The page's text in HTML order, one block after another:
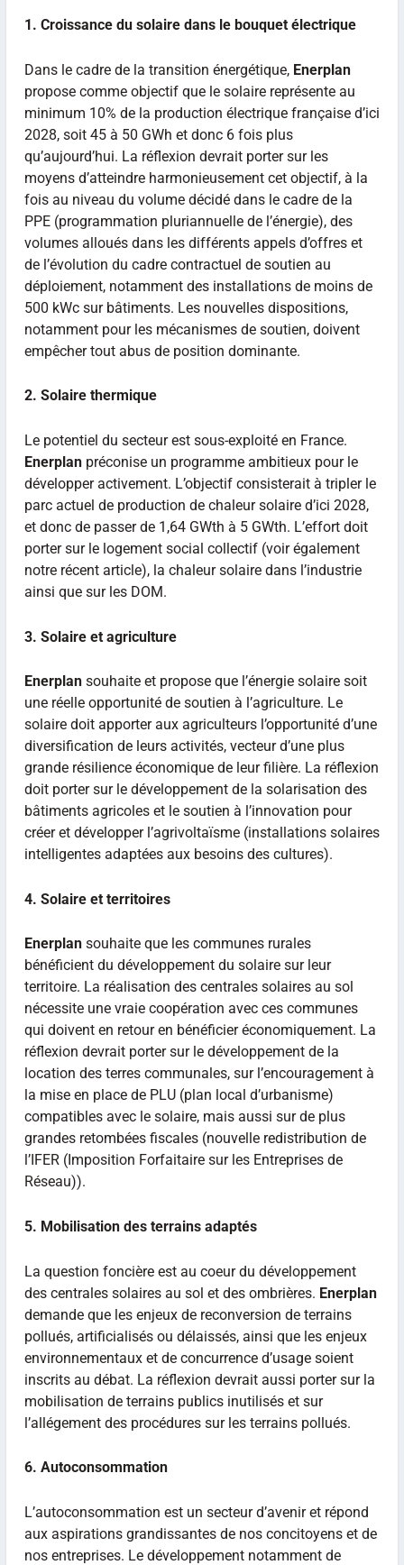
1. Croissance du solaire dans le bouquet électrique
Dans le cadre de la transition énergétique, Enerplan
propose comme objectif que le solaire représente au
minimum 10% de la production électrique française d’ici
2028, soit 45 à 50 GWh et donc 6 fois plus
qu’aujourd’hui. La réflexion devrait porter sur les
moyens d’atteindre harmonieusement cet objectif, à la
fois au niveau du volume décidé dans le cadre de la
PPE (programmation pluriannuelle de l’énergie), des
volumes alloués dans les différents appels d’offres et
de l’évolution du cadre contractuel de soutien au
déploiement, notamment des installations de moins de
500 kWc sur bâtiments. Les nouvelles dispositions,
notamment pour les mécanismes de soutien, doivent
empêcher tout abus de position dominante.
2. Solaire thermique
Le potentiel du secteur est sous-exploité en France.
Enerplanpréconise un programme ambitieux pour le
développer activement. L’objectif consisterait à tripler le
parc actuel de production de chaleur solaire d’ici 2028,
et donc de passer de 1,64 GWth à 5 GWth. L’effort doit
porter sur le logement social collectif (voir également
notre récent article), la chaleur solaire dans l’industrie
ainsi que sur les DOM.
3. Solaire et agriculture
Enerplansouhaite et propose que l’énergie solaire soit
une réelle opportunité de soutien à l’agriculture. Le
solaire doit apporter aux agriculteurs l’opportunité d’une
diversification de leurs activités, vecteur d’une plus
grande résilience économique de leur filière. La réflexion
doit porter sur le développement de la solarisation des
bâtiments agricoles et le soutien à l’innovation pour
créer et développer l’agrivoltaïsme (installations solaires
intelligentes adaptées aux besoins des cultures).
4. Solaire et territoires
Enerplansouhaite que les communes rurales
bénéficient du développement du solaire sur leur
territoire. La réalisation des centrales solaires au sol
nécessite une vraie coopération avec ces communes
qui doivent en retour en bénéficier économiquement. La
réflexion devrait porter sur le développement de la
location des terres communales, sur l’encouragement à
la mise en place de PLU (plan local d’urbanisme)
compatibles avec le solaire, mais aussi sur de plus
grandes retombées fiscales (nouvelle redistribution de
l’IFER (Imposition Forfaitaire sur les Entreprises de
Réseau)).
5. Mobilisation des terrains adaptés
La question foncière est au coeur du développement
des centrales solaires au sol et des ombrières. Enerplan
demande que les enjeux de reconversion de terrains
pollués, artificialisés ou délaissés, ainsi que les enjeux
environnementaux et de concurrence d’usage soient
inscrits au débat. La réflexion devrait aussi porter sur la
mobilisation de terrains publics inutilisés et sur
l’allégement des procédures sur les terrains pollués.
6. Autoconsommation
L’autoconsommation est un secteur d’avenir et répond
aux aspirations grandissantes de nos concitoyens et de
nos entreprises. Le développement notamment de